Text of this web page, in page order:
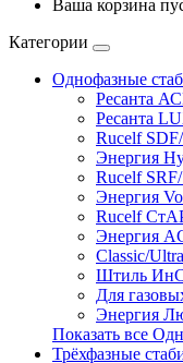
Ваша корзина
Категории
Однофазные
Ресанта
Ресанта
Rucelf
Энергия
Rucelf
Энергия
Rucelf
Энергия
Classic/
Штиль
Для
Энергия
Показать все
Трёхфазные